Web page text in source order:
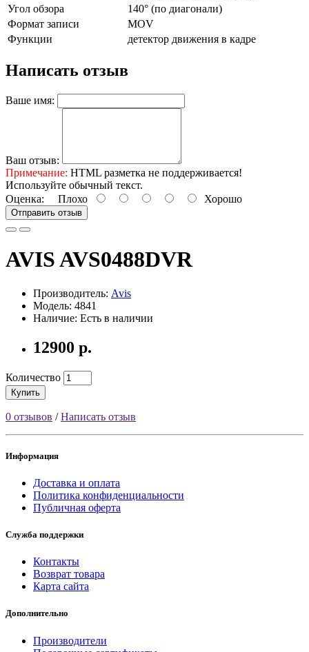
Угол обзора
140° (по диагонали)
Формат записи
MOV
Функции
детектор движения в кадре
Написать отзыв
Ваше имя:
Ваш отзыв:
Примечание: HTML разметка не поддерживается!
Используйте обычный текст.
Оценка: Плохо Хорошо
Отправить отзыв
AVIS AVS0488DVR
Производитель: Avis
Модель: 4841
Наличие: Есть в наличии
12900 р.
Количество
Купить
0 отзывов /Написать отзыв
Информация
Доставка и оплата
Политика конфиденциальности
Публичная оферта
Служба поддержки
Контакты
Возврат товара
Карта сайта
Дополнительно
Производители